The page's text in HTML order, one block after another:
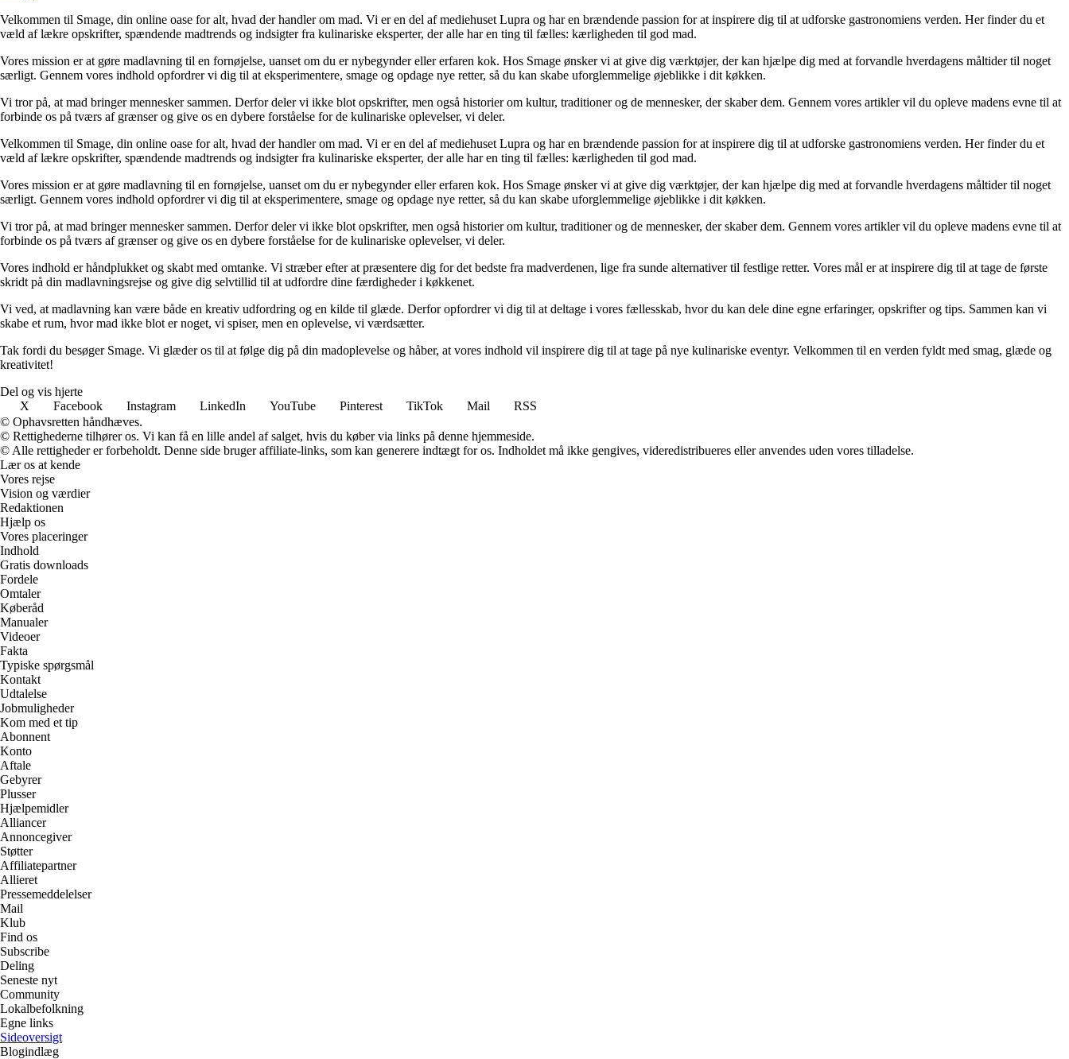
Velkommen til Smage, din online oase for alt, hvad der handler om mad. Vi er en del af mediehuset Lupra og har en brændende passion for at inspirere dig til at udforske gastronomiens verden. Her finder du et
væld af lækre opskrifter, spændende madtrends og indsigter fra kulinariske eksperter, der alle har en ting til fælles: kærligheden til god mad.
Vores mission er at gøre madlavning til en fornøjelse, uanset om du er nybegynder eller erfaren kok. Hos Smage ønsker vi at give dig værktøjer, der kan hjælpe dig med at forvandle hverdagens måltider til noget
særligt. Gennem vores indhold opfordrer vi dig til at eksperimentere, smage og opdage nye retter, så du kan skabe uforglemmelige øjeblikke i dit køkken.
Vi tror på, at mad bringer mennesker sammen. Derfor deler vi ikke blot opskrifter, men også historier om kultur, traditioner og de mennesker, der skaber dem. Gennem vores artikler vil du opleve madens evne til at
forbinde os på tværs af grænser og give os en dybere forståelse for de kulinariske oplevelser, vi deler.
Velkommen til Smage, din online oase for alt, hvad der handler om mad. Vi er en del af mediehuset Lupra og har en brændende passion for at inspirere dig til at udforske gastronomiens verden. Her finder du et
væld af lækre opskrifter, spændende madtrends og indsigter fra kulinariske eksperter, der alle har en ting til fælles: kærligheden til god mad.
Vores mission er at gøre madlavning til en fornøjelse, uanset om du er nybegynder eller erfaren kok. Hos Smage ønsker vi at give dig værktøjer, der kan hjælpe dig med at forvandle hverdagens måltider til noget
særligt. Gennem vores indhold opfordrer vi dig til at eksperimentere, smage og opdage nye retter, så du kan skabe uforglemmelige øjeblikke i dit køkken.
Vi tror på, at mad bringer mennesker sammen. Derfor deler vi ikke blot opskrifter, men også historier om kultur, traditioner og de mennesker, der skaber dem. Gennem vores artikler vil du opleve madens evne til at
forbinde os på tværs af grænser og give os en dybere forståelse for de kulinariske oplevelser, vi deler.
Vores indhold er håndplukket og skabt med omtanke. Vi stræber efter at præsentere dig for det bedste fra madverdenen, lige fra sunde alternativer til festlige retter. Vores mål er at inspirere dig til at tage de første
skridt på din madlavningsrejse og give dig selvtillid til at udfordre dine færdigheder i køkkenet.
Vi ved, at madlavning kan være både en kreativ udfordring og en kilde til glæde. Derfor opfordrer vi dig til at deltage i vores fællesskab, hvor du kan dele dine egne erfaringer, opskrifter og tips. Sammen kan vi
skabe et rum, hvor mad ikke blot er noget, vi spiser, men en oplevelse, vi værdsætter.
Tak fordi du besøger Smage. Vi glæder os til at følge dig på din madoplevelse og håber, at vores indhold vil inspirere dig til at tage på nye kulinariske eventyr. Velkommen til en verden fyldt med smag, glæde og
kreativitet!
Del og vis hjerte
X
Facebook Instagram LinkedIn YouTube Pinterest TikTok Mail
RSS
© Ophavsretten håndhæves.
© Rettighederne tilhører os. Vi kan få en lille andel af salget, hvis du køber via links på denne hjemmeside.
© Alle rettigheder er forbeholdt. Denne side bruger affiliate-links, som kan generere indtægt for os. Indholdet må ikke gengives, videredistribueres eller anvendes uden vores tilladelse.
Lær os at kende
Vores rejse
Vision og værdier
Redaktionen
Hjælp os
Vores placeringer
Indhold
Gratis downloads
Fordele
Omtaler
Køberåd
Manualer
Videoer
Fakta
Typiske spørgsmål
Kontakt
Udtalelse
Jobmuligheder
Kom med et tip
Abonnent
Konto
Aftale
Gebyrer
Plusser
Hjælpemidler
Alliancer
Annoncegiver
Støtter
Affiliatepartner
Allieret
Pressemeddelelser
Mail
Klub
Find os
Subscribe
Deling
Seneste nyt
Community
Lokalbefolkning
Egne links
Sideoversigt
Blogindlæg